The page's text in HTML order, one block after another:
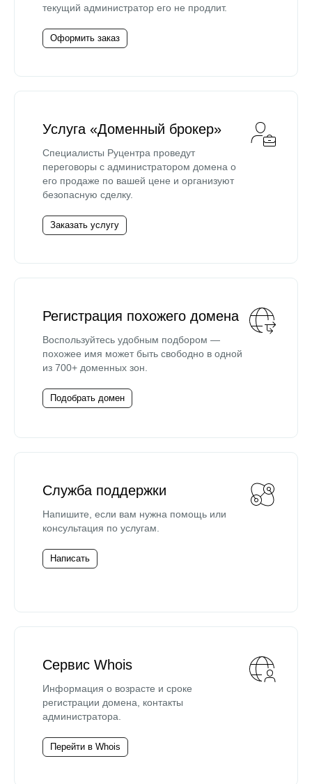
текущий администратор его не продлит.
Оформить заказ
Услуга «Доменный брокер»
Специалисты Руцентра проведут
переговоры с администратором домена о
его продаже по вашей цене и организуют
безопасную сделку.
Заказать услугу
Регистрация похожего домена
Воспользуйтесь удобным подбором —
похожее имя может быть свободно в одной
из 700+ доменных зон.
Подобрать домен
Служба поддержки
Напишите, если вам нужна помощь или
консультация по услугам.
Написать
Сервис Whois
Информация о возрасте и сроке
регистрации домена, контакты
администратора.
Перейти в Whois